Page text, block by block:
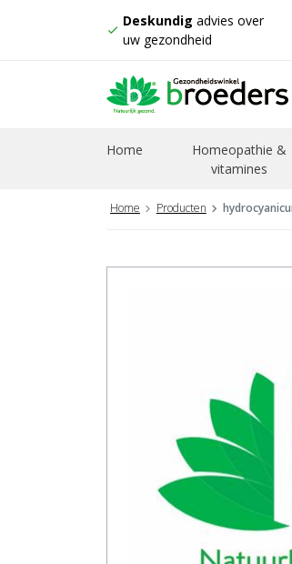
check
Deskundig advies over
uw gezondheid
Home
Homeopathie &
vitamines
Home Producten